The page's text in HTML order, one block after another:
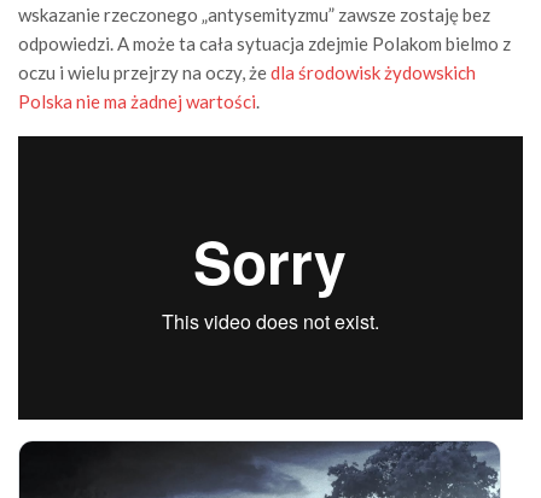
wskazanie rzeczonego „antysemityzmu” zawsze zostaję bez
odpowiedzi. A może ta cała sytuacja zdejmie Polakom bielmo z
oczu i wielu przejrzy na oczy, żedla środowisk żydowskich
Polska nie ma żadnej wartości.